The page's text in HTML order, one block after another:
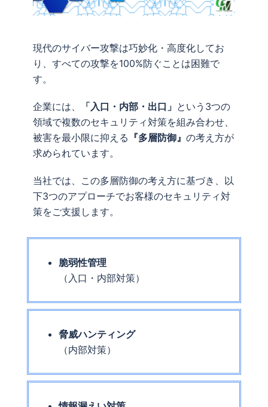
現代のサイバー攻撃は巧妙化・高度化してお
り、すべての攻撃を100%防ぐことは困難で
す。
企業には、 「入口・内部・出口」 という3つの
領域で複数のセキュリティ対策を組み合わせ、
被害を最小限に抑える 『多層防御』 の考え方が
求められています。
当社では、この多層防御の考え方に基づき、以
下3つのアプローチでお客様のセキュリティ対
策をご支援します。
脆弱性管理
（入口・内部対策）
脅威ハンティング
（内部対策）